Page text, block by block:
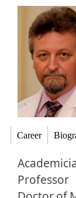
Career
Professor